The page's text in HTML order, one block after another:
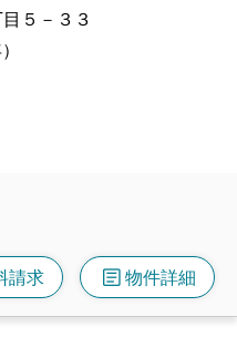
５－３３
請求 article物件詳細